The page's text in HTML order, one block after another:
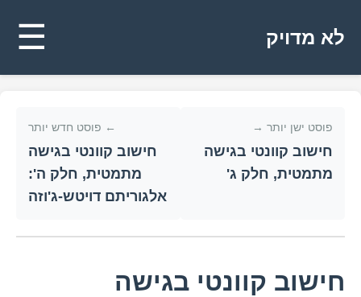
לא מדויק ☰
פוסט ישן יותר →
חישוב קוונטי בגישה
מתמטית, חלק ג'
← פוסט חדש יותר
חישוב קוונטי בגישה
מתמטית, חלק ה':
אלגוריתם דויטש-ג'וזה
חישוב קוונטי בגישה